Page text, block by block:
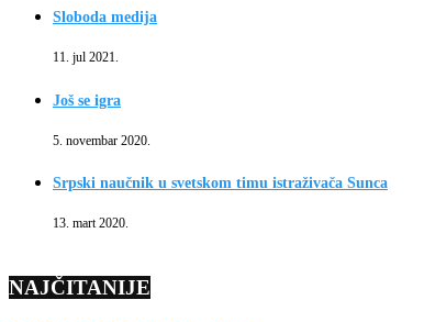
Sloboda medija
11. jul 2021.
Još se igra
5. novembar 2020.
Srpski naučnik u svetskom timu istraživača Sunca
13. mart 2020.
NAJČITANIJE